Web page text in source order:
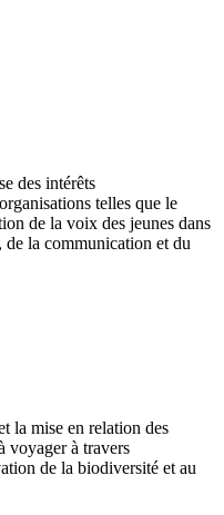
des intérêts
telles que le
de la voix des jeunes dans
de la communication et du
la mise en relation des
voyager à travers
de la biodiversité et au